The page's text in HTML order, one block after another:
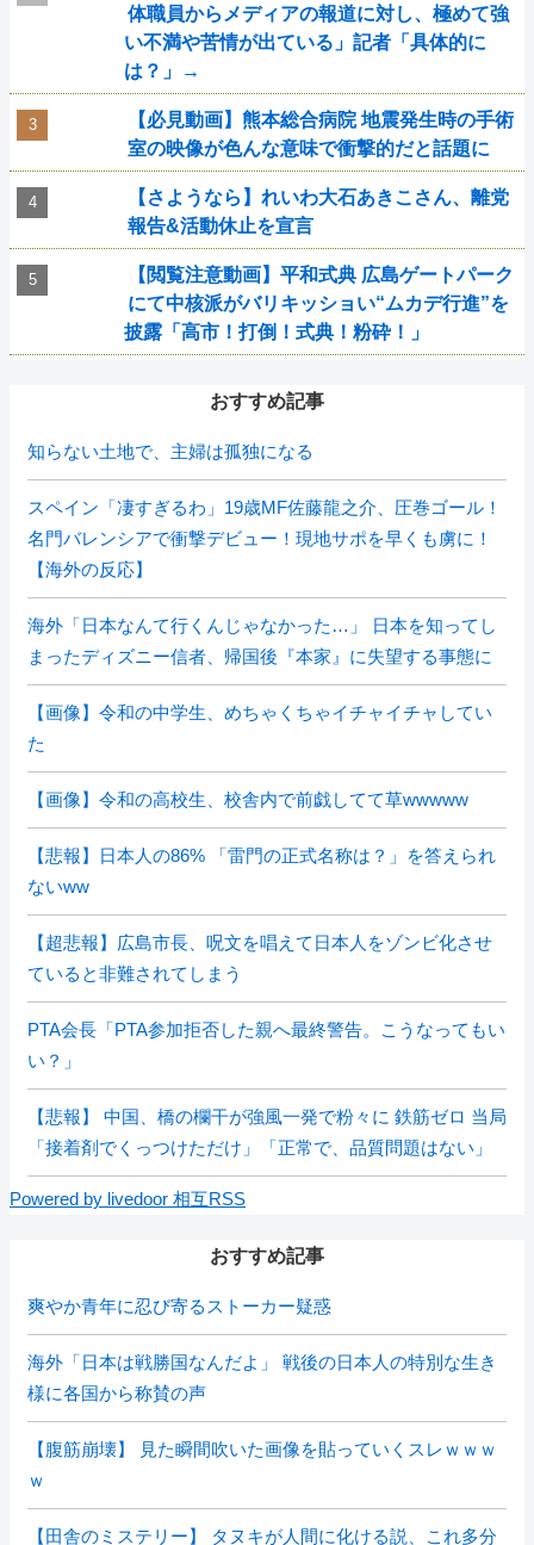
体職員からメディアの報道に対し、極めて強
い不満や苦情が出ている」記者「具体的に
は？」→
【必見動画】熊本総合病院 地震発生時の手術
室の映像が色んな意味で衝撃的だと話題に
【さようなら】れいわ大石あきこさん、離党
報告&活動休止を宣言
【閲覧注意動画】平和式典 広島ゲートパーク
にて中核派がバリキッショい“ムカデ行進”を
披露「高市！打倒！式典！粉砕！」
おすすめ記事
知らない土地で、主婦は孤独になる
スペイン「凄すぎるわ」19歳MF佐藤龍之介、圧巻ゴール！
名門バレンシアで衝撃デビュー！現地サポを早くも虜に！
【海外の反応】
海外「日本なんて行くんじゃなかった…」 日本を知ってし
まったディズニー信者、帰国後『本家』に失望する事態に
【画像】令和の中学生、めちゃくちゃイチャイチャしてい
た
【画像】令和の高校生、校舎内で前戯してて草wwwww
【悲報】日本人の86% 「雷門の正式名称は？」を答えられ
ないww
【超悲報】広島市長、呪文を唱えて日本人をゾンビ化させ
ていると非難されてしまう
PTA会長「PTA参加拒否した親へ最終警告。こうなってもい
い？」
【悲報】 中国、橋の欄干が強風一発で粉々に 鉄筋ゼロ 当局
「接着剤でくっつけただけ」「正常で、品質問題はない」
Powered by livedoor 相互RSS
おすすめ記事
爽やか青年に忍び寄るストーカー疑惑
海外「日本は戦勝国なんだよ」 戦後の日本人の特別な生き
様に各国から称賛の声
【腹筋崩壊】 見た瞬間吹いた画像を貼っていくスレｗｗｗ
ｗ
【田舎のミステリー】 タヌキが人間に化ける説、これ多分